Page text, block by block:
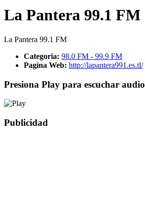
La Pantera 99.1 FM
La Pantera 99.1 FM
Categoria: 98.0 FM - 99.9 FM
Pagina Web: http://lapantera991.es.tl/
Presiona Play para escuchar audio
Publicidad